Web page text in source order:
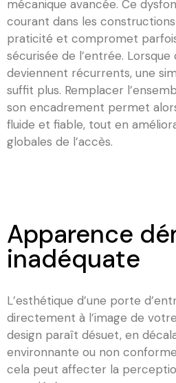
mécanique avancée. Ce
courant dans les
praticité et compromet
sécurisée de l’entrée.
deviennent récurrents, une
suffit plus. Remplacer
son encadrement permet
fluide et fiable, tout en
globales de l’accès.
Apparence
inadéquate
L’esthétique d’une porte
directement à l’image de
design paraît désuet, en
environnante ou non
cela peut affecter la